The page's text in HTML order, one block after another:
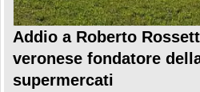
Addio a Roberto
veronese fondatore
supermercati